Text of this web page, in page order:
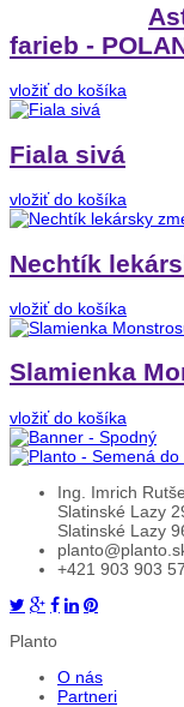
farieb -
vložiť do košíka
Fiala sivá
vložiť do košíka
Nechtík
vložiť do košíka
Slamienka
vložiť do košíka
Ing. Imrich
Slatinské Lazy
Slatinské Lazy
+421 903 903
Planto
O nás
Partneri